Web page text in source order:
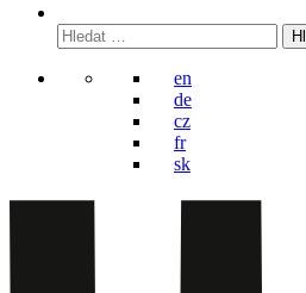
Vyhledávání
en
de
cz
fr
sk